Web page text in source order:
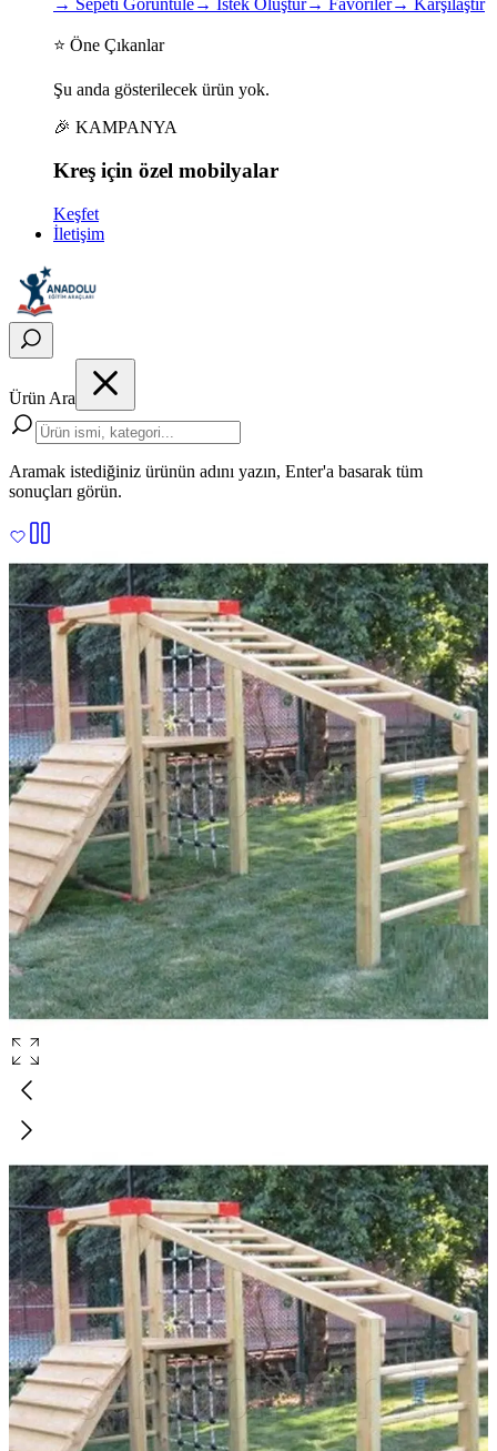
→ Sepeti Görüntüle→ İstek Oluştur→ Favoriler→ Karşılaştır
⭐ Öne Çıkanlar
Şu anda gösterilecek ürün yok.
🎉 KAMPANYA
Kreş için özel mobilyalar
Keşfet
İletişim
Ürün Ara
Aramak istediğiniz ürünün adını yazın, Enter'a basarak tüm
sonuçları görün.